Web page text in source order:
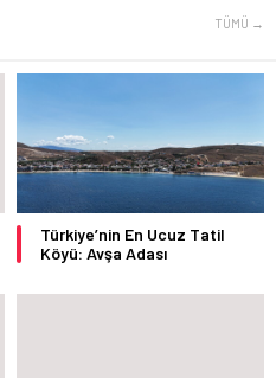
TÜMÜ →
Türkiye’nin En Ucuz Tatil
Köyü: Avşa Adası